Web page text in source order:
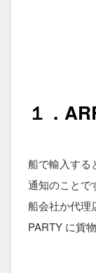
１．
船で輸入する
通知のことで
船会社か代理
PARTY に貨